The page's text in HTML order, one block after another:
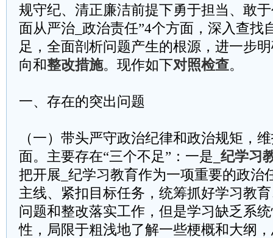
规守纪、清正廉洁前提下勇于担当、敢
面从严治_政治责任”4个方面，深入查找
足，全面剖析问题产生的根源，进一步
向和整改措施。现作如下对照检查。
一、存在的突出问题
（一）带头严守政治纪律和政治规矩，
面。主要存在“三个不足”：一是 _纪学习
把开展_纪学习教育作为一项重要的政治
主线、紧扣目标任务，统筹抓好学习教
问题和整改落实工作，但是学习缺乏系
性，局限于粗浅地了解一些梗概和大纲